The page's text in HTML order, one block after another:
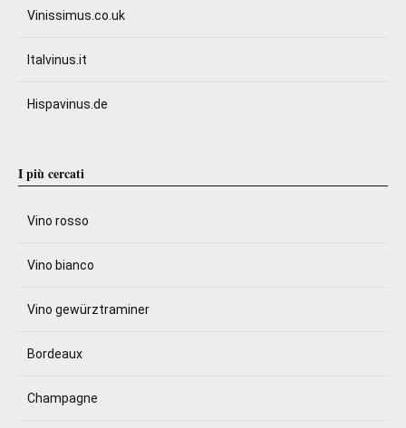
Vinissimus.co.uk
Italvinus.it
Hispavinus.de
I più cercati
Vino rosso
Vino bianco
Vino gewürztraminer
Bordeaux
Champagne